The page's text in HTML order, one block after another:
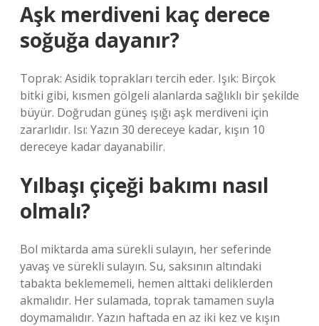
Aşk merdiveni kaç derece
soğuğa dayanır?
Toprak: Asidik toprakları tercih eder. Işık: Birçok
bitki gibi, kısmen gölgeli alanlarda sağlıklı bir şekilde
büyür. Doğrudan güneş ışığı aşk merdiveni için
zararlıdır. Isı: Yazın 30 dereceye kadar, kışın 10
dereceye kadar dayanabilir.
Yılbaşı çiçeği bakımı nasıl
olmalı?
Bol miktarda ama sürekli sulayın, her seferinde
yavaş ve sürekli sulayın. Su, saksının altındaki
tabakta beklememeli, hemen alttaki deliklerden
akmalıdır. Her sulamada, toprak tamamen suyla
doymamalıdır. Yazın haftada en az iki kez ve kışın